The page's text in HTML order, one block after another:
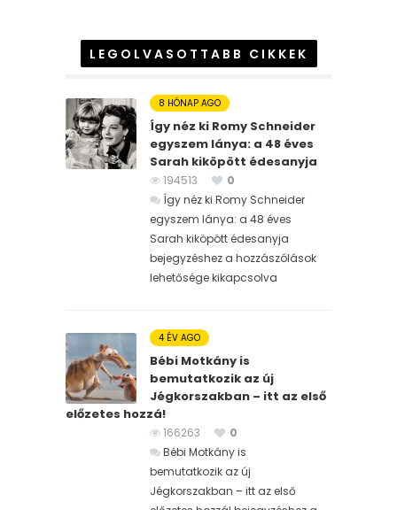
LEGOLVASOTTABB CIKKEK
8 HÓNAP AGO
Így néz ki Romy Schneider
egyszem lánya: a 48 éves
Sarah kiköpött édesanyja
194513
0
Így néz ki Romy Schneider
egyszem lánya: a 48 éves
Sarah kiköpött édesanyja
bejegyzéshez a hozzászólások
lehetősége kikapcsolva
4 ÉV AGO
Bébi Motkány is
bemutatkozik az új
Jégkorszakban – itt az első
előzetes hozzá!
166263
0
Bébi Motkány is
bemutatkozik az új
Jégkorszakban – itt az első